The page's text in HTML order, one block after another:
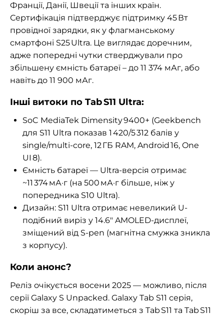
Франції, Данії, Швеції та інших країн.
Сертифікація підтверджує підтримку 45 Вт
провідної зарядки, як у флагманському
смартфоні S25 Ultra. Це виглядає доречним,
адже попередні чутки стверджували про
збільшену ємність батареї – до 11 374 мАг, або
навіть до 11 900 мАг.
Інші витоки по Tab S11 Ultra:
SoC MediaTek Dimensity 9400+ (Geekbench
для S11 Ultra показав 1 420/5 312 балів у
single/multi-core, 12 ГБ RAM, Android 16, One
UI 8).
Ємність батареї — Ultra-версія отримає
~11 374 мА·г (на 500 мА·г більше, ніж у
попередника S10 Ultra).
Дизайн: S11 Ultra отримає невеликий U-
подібний виріз у 14.6″ AMOLED-дисплеї,
зміщений від S-pen (магнітна смужка зникла
з корпусу).
Коли анонс?
Реліз очікується восени 2025 — можливо, після
серії Galaxy S Unpacked. Galaxy Tab S11 серія,
скоріш за все, складатиметься з Tab S11 та Tab S11